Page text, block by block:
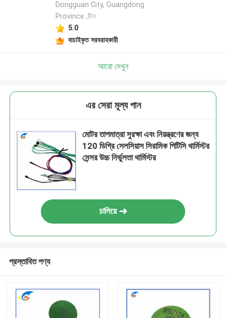
Dongguan City, Guangdong
Province ,চীন
5.0
যাচাইকৃত সরবরাহকারী
আরো দেখুন
এর সেরা মূল্য পান
মোটর তাপমাত্রা সুরক্ষা এবং নিয়ন্ত্রণের জন্য
120 ডিগ্রি সেলসিয়াস সিরামিক পিটিসি থার্মিস্টর
সেন্সর উচ্চ নির্ভুলতা থার্মিস্টর
চালিয়ে
প্রস্তাবিত পণ্য